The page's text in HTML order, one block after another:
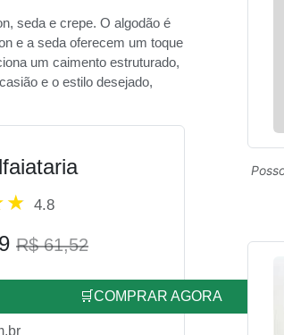
seda e crepe. O algodão é
e a seda oferecem um toque
um caimento estruturado,
e o estilo desejado,
4.8
R$ 61,52
🛒COMPRAR AGORA